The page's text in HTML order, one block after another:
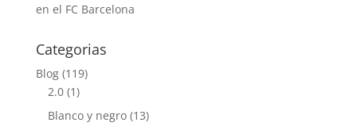
en el FC Barcelona
Categorias
Blog(119)
2.0(1)
Blanco y negro(13)